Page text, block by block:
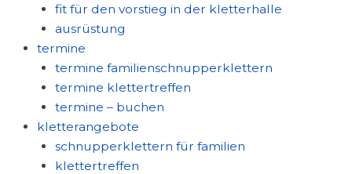
fit für den vorstieg in der kletterhalle
ausrüstung
termine
termine familienschnupperklettern
termine klettertreffen
termine – buchen
kletterangebote
schnupperklettern für familien
klettertreffen